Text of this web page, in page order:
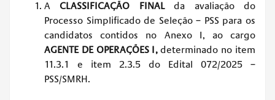
A CLASSIFICAÇÃO FINALda avaliação do
Processo Simplificado de Seleção – PSS para os
candidatos contidos no Anexo I, ao cargo
AGENTE DE OPERAÇÕES I,determinado no item
11.3.1 e item 2.3.5 do Edital 072/2025 –
PSS/SMRH.